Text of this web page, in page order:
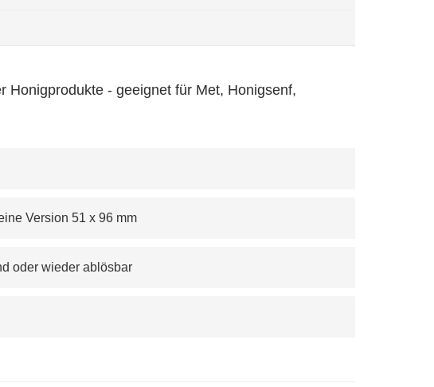
Honigprodukte - geeignet für Met, Honigsenf,
Version 51 x 96 mm
oder wieder ablösbar